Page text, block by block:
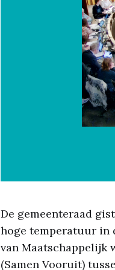
De gemeenteraad
hoge temperatuur in
van Maatschappelijk
(Samen Vooruit)